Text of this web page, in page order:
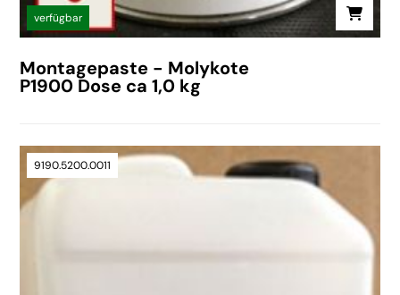
verfügbar
Montagepaste - Molykote
P1900 Dose ca 1,0 kg
9190.5200.0011